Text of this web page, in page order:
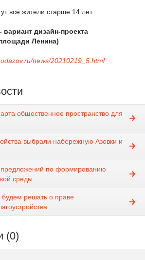
все жители старше 14 лет.
дизайн-проекта
Ленина)
news/20210219_5.html
общественное пространство для
выбрали набережную Азовки и
предложений по формированию
среды
решать о праве
(0)